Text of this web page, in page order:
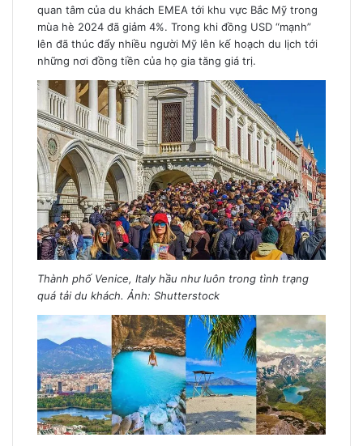
quan tâm của du khách EMEA tới khu vực Bắc Mỹ trong
mùa hè 2024 đã giảm 4%. Trong khi đồng USD “mạnh”
lên đã thúc đẩy nhiều người Mỹ lên kế hoạch du lịch tới
những nơi đồng tiền của họ gia tăng giá trị.
Thành phố Venice, Italy hầu như luôn trong tình trạng
quá tải du khách. Ảnh: Shutterstock